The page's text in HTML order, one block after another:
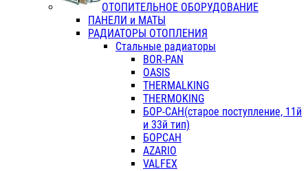
ОТОПИТЕЛЬНОЕ ОБОРУДОВАНИЕ
ПАНЕЛИ и МАТЫ
РАДИАТОРЫ ОТОПЛЕНИЯ
Стальные радиаторы
BOR-PAN
OASIS
THERMALKING
THERMOKING
БОР-САН(старое поступление, 11й
и 33й тип)
БОРСАН
AZARIO
VALFEX